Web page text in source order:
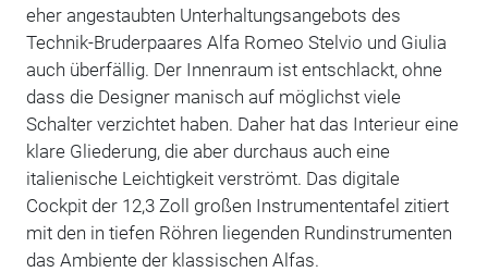
eher angestaubten Unterhaltungsangebots des
Technik-Bruderpaares Alfa Romeo Stelvio und Giulia
auch überfällig. Der Innenraum ist entschlackt, ohne
dass die Designer manisch auf möglichst viele
Schalter verzichtet haben. Daher hat das Interieur eine
klare Gliederung, die aber durchaus auch eine
italienische Leichtigkeit verströmt. Das digitale
Cockpit der 12,3 Zoll großen Instrumententafel zitiert
mit den in tiefen Röhren liegenden Rundinstrumenten
das Ambiente der klassischen Alfas.